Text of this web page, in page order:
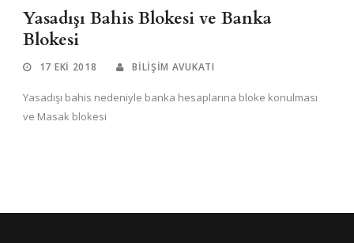
Yasadışı Bahis Blokesi ve Banka
Blokesi
17 EKI 2018 BILIŞIM AVUKATI
Yasadışı bahis nedeniyle banka hesaplarına bloke konulması
ve Masak blokesi